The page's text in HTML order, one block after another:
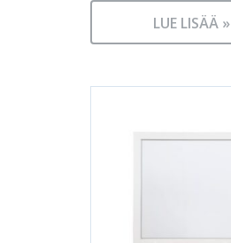
LUE LISÄÄ »